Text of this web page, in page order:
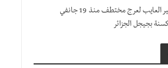
قضية المفقود بشير العايب لعرج مختطف منذ 19 جانفي